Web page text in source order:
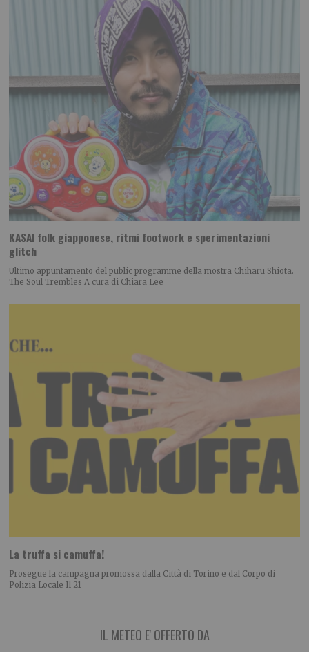
KASAI folk giapponese, ritmi footwork e sperimentazioni
glitch
Ultimo appuntamento del public programme della mostra Chiharu Shiota.
The Soul Trembles A cura di Chiara Lee
La truffa si camuffa!
Prosegue la campagna promossa dalla Città di Torino e dal Corpo di
Polizia Locale Il 21
IL METEO E' OFFERTO DA